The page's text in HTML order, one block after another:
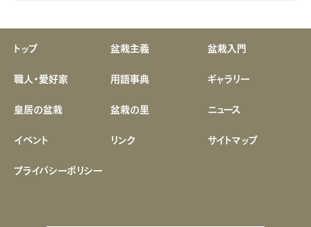
トップ 盆栽主義
盆栽入門
職人・愛好家
用語事典
ギャラリー
皇居の盆栽
盆栽の里
ニュース
イベント
リンク
サイトマップ
プライバシーポリシー